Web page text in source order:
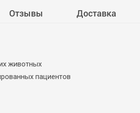
Отзывы Доставка
животных
пациентов